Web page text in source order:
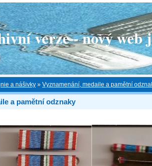
verze - nový web
a nášivky » Vyznamenání, medaile a pamětní
a pamětní odznaky